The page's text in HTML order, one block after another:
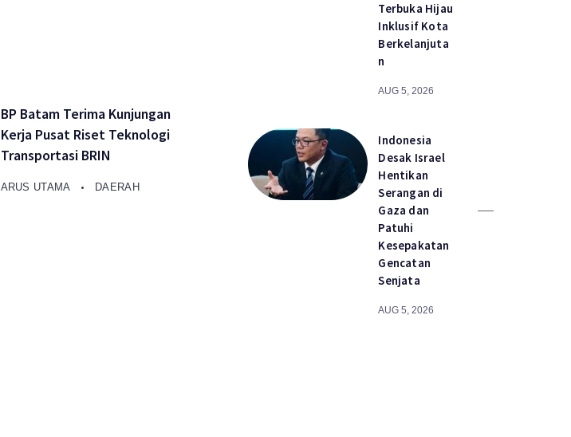
BP Batam Terima Kunjungan
Kerja Pusat Riset Teknologi
Transportasi BRIN
ARUS UTAMA DAERAH
Terbuka Hijau
Inklusif Kota
Berkelanjuta
n
AUG 5, 2026
Indonesia
Desak Israel
Hentikan
Serangan di
Gaza dan
Patuhi
Kesepakatan
Gencatan
Senjata
AUG 5, 2026